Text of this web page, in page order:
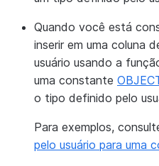
Quando você está
inserir em uma coluna
usuário usando a
uma constante
o tipo definido pelo
Para exemplos,
pelo usuário para uma